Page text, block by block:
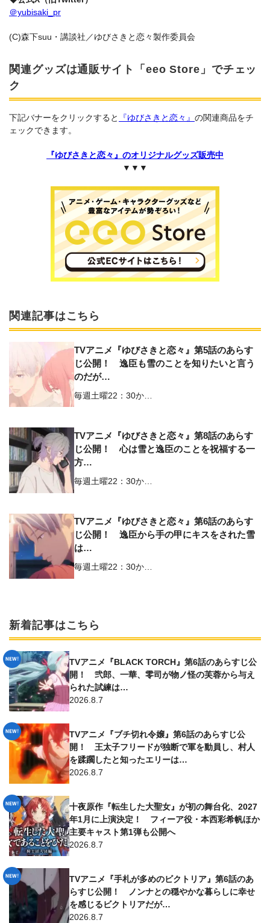
＠yubisaki_pr
(C)森下suu・講談社／ゆびさきと恋々製作委員会
関連グッズは通販サイト「eeo Store」でチェッ
ク
下記バナーをクリックすると 『ゆびさきと恋々』 の関連商品をチ
ェックできます。
『ゆびさきと恋々』のオリジナルグッズ販売中
▼▼▼
関連記事はこちら
TVアニメ『ゆびさきと恋々』第5話のあらす
じ公開！ 逸臣も雪のことを知りたいと言う
のだが…
毎週土曜22：30か…
TVアニメ『ゆびさきと恋々』第8話のあらす
じ公開！ 心は雪と逸臣のことを祝福する一
方…
毎週土曜22：30か…
TVアニメ『ゆびさきと恋々』第6話のあらす
じ公開！ 逸臣から手の甲にキスをされた雪
は…
毎週土曜22：30か…
新着記事はこちら
TVアニメ『BLACK TORCH』第6話のあらすじ公
開！ 弐郎、一華、零司が物ノ怪の芙蓉から与え
られた試練は…
2026.8.7
TVアニメ『ブチ切れ令嬢』第6話のあらすじ公
開！ 王太子フリードが独断で軍を動員し、村人
を蹂躙したと知ったエリーは…
2026.8.7
十夜原作『転生した大聖女』が初の舞台化、2027
年1月に上演決定！ フィーア役・本西彩希帆ほか
主要キャスト第1弾も公開へ
2026.8.7
TVアニメ『手札が多めのビクトリア』第6話のあ
らすじ公開！ ノンナとの穏やかな暮らしに幸せ
を感じるビクトリアだが…
2026.8.7